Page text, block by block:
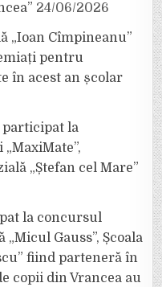
24/06/2026
„Ioan Cîmpineanu”
pentru
în acest an școlar
participat la
„Ștefan cel Mare”
la concursul
Gauss”, Școala
fiind parteneră în
copii din Vrancea au